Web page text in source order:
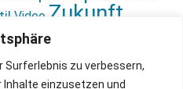
Surferlebnis zu verbessern,
einzusetzen und
Video Zukunft